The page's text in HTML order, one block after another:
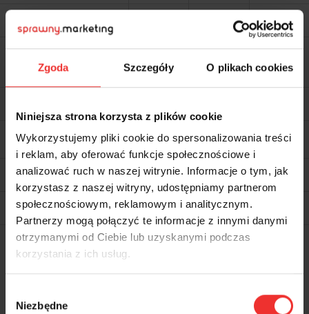
Zgoda Szczegóły O plikach cookies
Niniejsza strona korzysta z plików cookie
Wykorzystujemy pliki cookie do spersonalizowania treści
i reklam, aby oferować funkcje społecznościowe i
analizować ruch w naszej witrynie. Informacje o tym, jak
korzystasz z naszej witryny, udostępniamy partnerom
społecznościowym, reklamowym i analitycznym.
Partnerzy mogą połączyć te informacje z innymi danymi
otrzymanymi od Ciebie lub uzyskanymi podczas
korzystania z ich usług.
zgody
Niezbędne
Open bar dla uczestników
książek, webinary, archiwalne
grywalizacji i zadawania pytań
prelegentom
Elektroniczny certyfikat
Zasadzenie drzewa w ramach
współpracy z Posadzimy.pl